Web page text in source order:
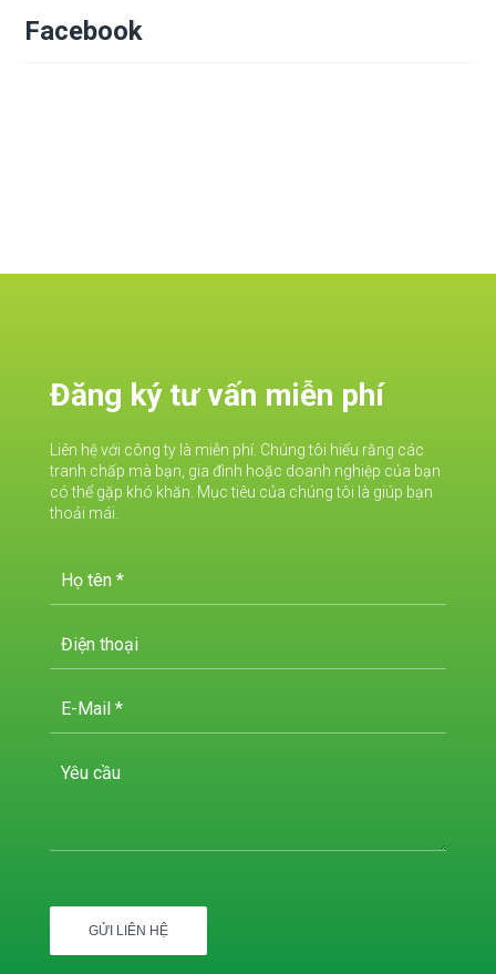
Facebook
Đăng ký tư vấn miễn phí
Liên hệ với công ty là miễn phí. Chúng tôi hiểu rằng các
tranh chấp mà bạn, gia đình hoặc doanh nghiệp của bạn
có thể gặp khó khăn. Mục tiêu của chúng tôi là giúp bạn
thoải mái.